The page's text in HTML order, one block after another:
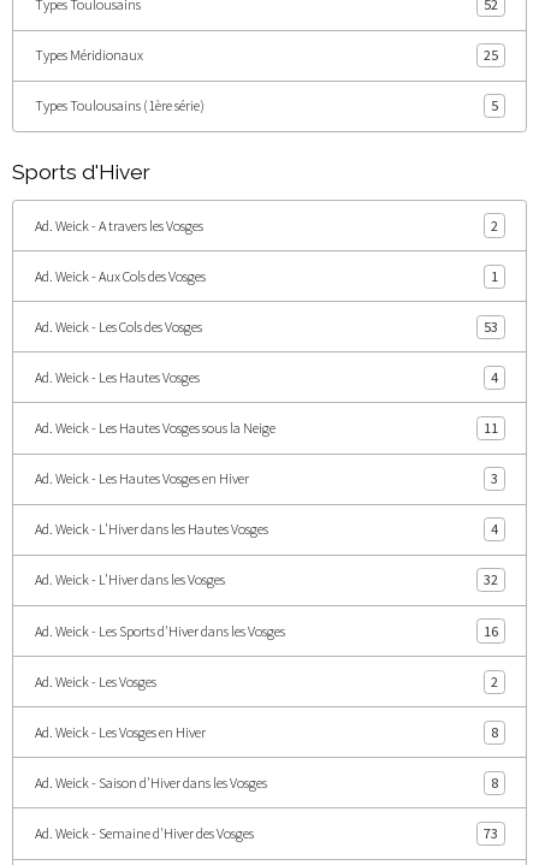
Types Toulousains 52
Types Méridionaux 25
Types Toulousains (1ère série) 5
Sports d'Hiver
Ad. Weick - A travers les Vosges 2
Ad. Weick - Aux Cols des Vosges 1
Ad. Weick - Les Cols des Vosges 53
Ad. Weick - Les Hautes Vosges 4
Ad. Weick - Les Hautes Vosges sous la Neige 11
Ad. Weick - Les Hautes Vosges en Hiver 3
Ad. Weick - L'Hiver dans les Hautes Vosges 4
Ad. Weick - L'Hiver dans les Vosges 32
Ad. Weick - Les Sports d'Hiver dans les Vosges 16
Ad. Weick - Les Vosges 2
Ad. Weick - Les Vosges en Hiver 8
Ad. Weick - Saison d'Hiver dans les Vosges 8
Ad. Weick - Semaine d'Hiver des Vosges 73